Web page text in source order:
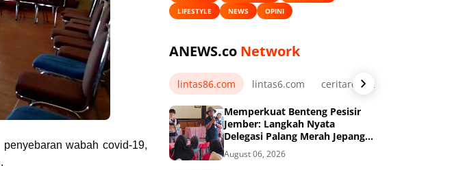
wabah covid-19,
LIFESTYLE
NEWS OPINI
ANEWS.co Network
lintas86.com lintas6.com ceritarelawan.my.id
Memperkuat Benteng Pesisir
Jember: Langkah Nyata
Delegasi Palang Merah Jepang
Dampingi Relawan dan Sekolah
Tangguh Bencana
August 06, 2026